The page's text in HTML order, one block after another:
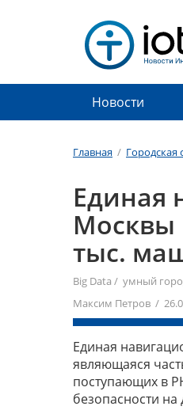
Новости
Главная / Городская
Единая
Москвы
тыс.
Big Data / умный
Максим Петров /
Единая
являющаяся
поступающих в
безопасности